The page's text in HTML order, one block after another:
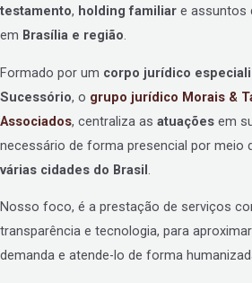
testamento, holding familiar e assuntos
em Brasília e região.
Formado por um corpo jurídico
Sucessório, o grupo jurídico Morais &
Associados, centraliza as atuações em
necessário de forma presencial por meio
várias cidades do Brasil
Nosso foco, é a prestação de serviços
transparência e tecnologia, para
demanda e atende-lo de forma